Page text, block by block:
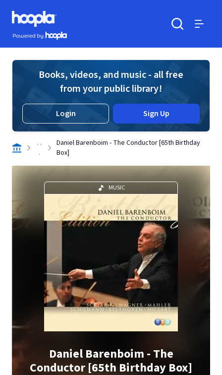
Skip to main content
Hoopla logo
Powered by Hoopla
Books, videos, and music - all free
from your public library!
Login Sign Up
. .
.
Daniel Barenboim - The Conductor [65th Birthday
Box]
MUSIC
Daniel Barenboim - The
Conductor [65th Birthday Box]